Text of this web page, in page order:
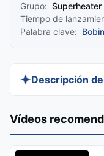
Grupo: Superheater
Tiempo de
Palabra clave:
Descripción
Descubra el
Vídeos